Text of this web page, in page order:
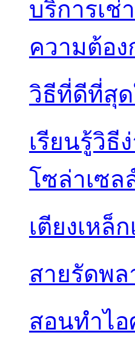
บริการเ
ความต้อง
วิธีที่ดีที่สุด
เรียนรู้วิธี
โซล่าเซล
เตียงเหล็
สายรัดพล
สอนทำไอ